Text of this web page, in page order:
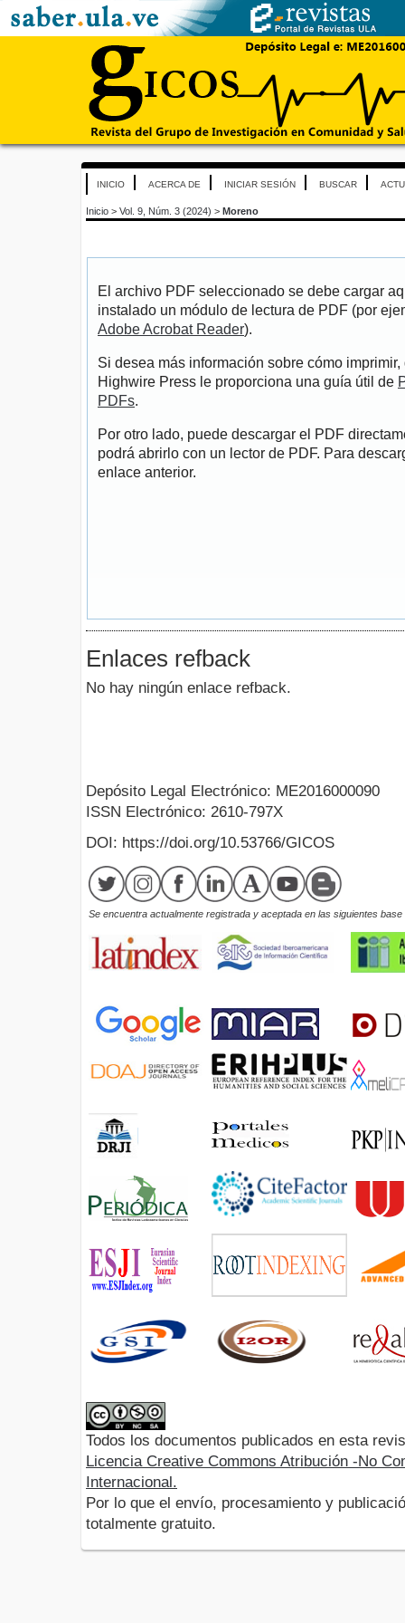
INICIO ACERCA DE INICIAR SESIÓN BUSCAR
Inicio > Vol. 9, Núm. 3 (2024) > Moreno
El archivo PDF seleccionado se debe cargar
instalado un módulo de lectura de PDF (por
Adobe Acrobat Reader).
Si desea más información sobre cómo
Highwire Press le proporciona una guía útil de
PDFs.
Por otro lado, puede descargar el PDF
podrá abrirlo con un lector de PDF. Para
enlace anterior.
Enlaces refback
No hay ningún enlace refback.
Depósito Legal Electrónico: ME2016000090
ISSN Electrónico: 2610-797X
DOI: https://doi.org/10.53766/GICOS
Se encuentra actualmente registrada y aceptada en las siguientes
Todos los documentos publicados en esta
Licencia Creative Commons Atribución -No
Internacional.
Por lo que el envío, procesamiento y
totalmente gratuito.